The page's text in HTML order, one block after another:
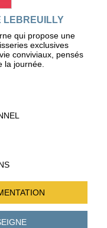
LEBREUILLY
qui propose une
exclusives
conviviaux, pensés
la journée.